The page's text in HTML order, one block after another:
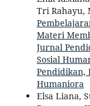
Tri Rahayu,
Materi
Jurnal
Sosial
Pendidikan,
Humaniora
Elsa Liana,